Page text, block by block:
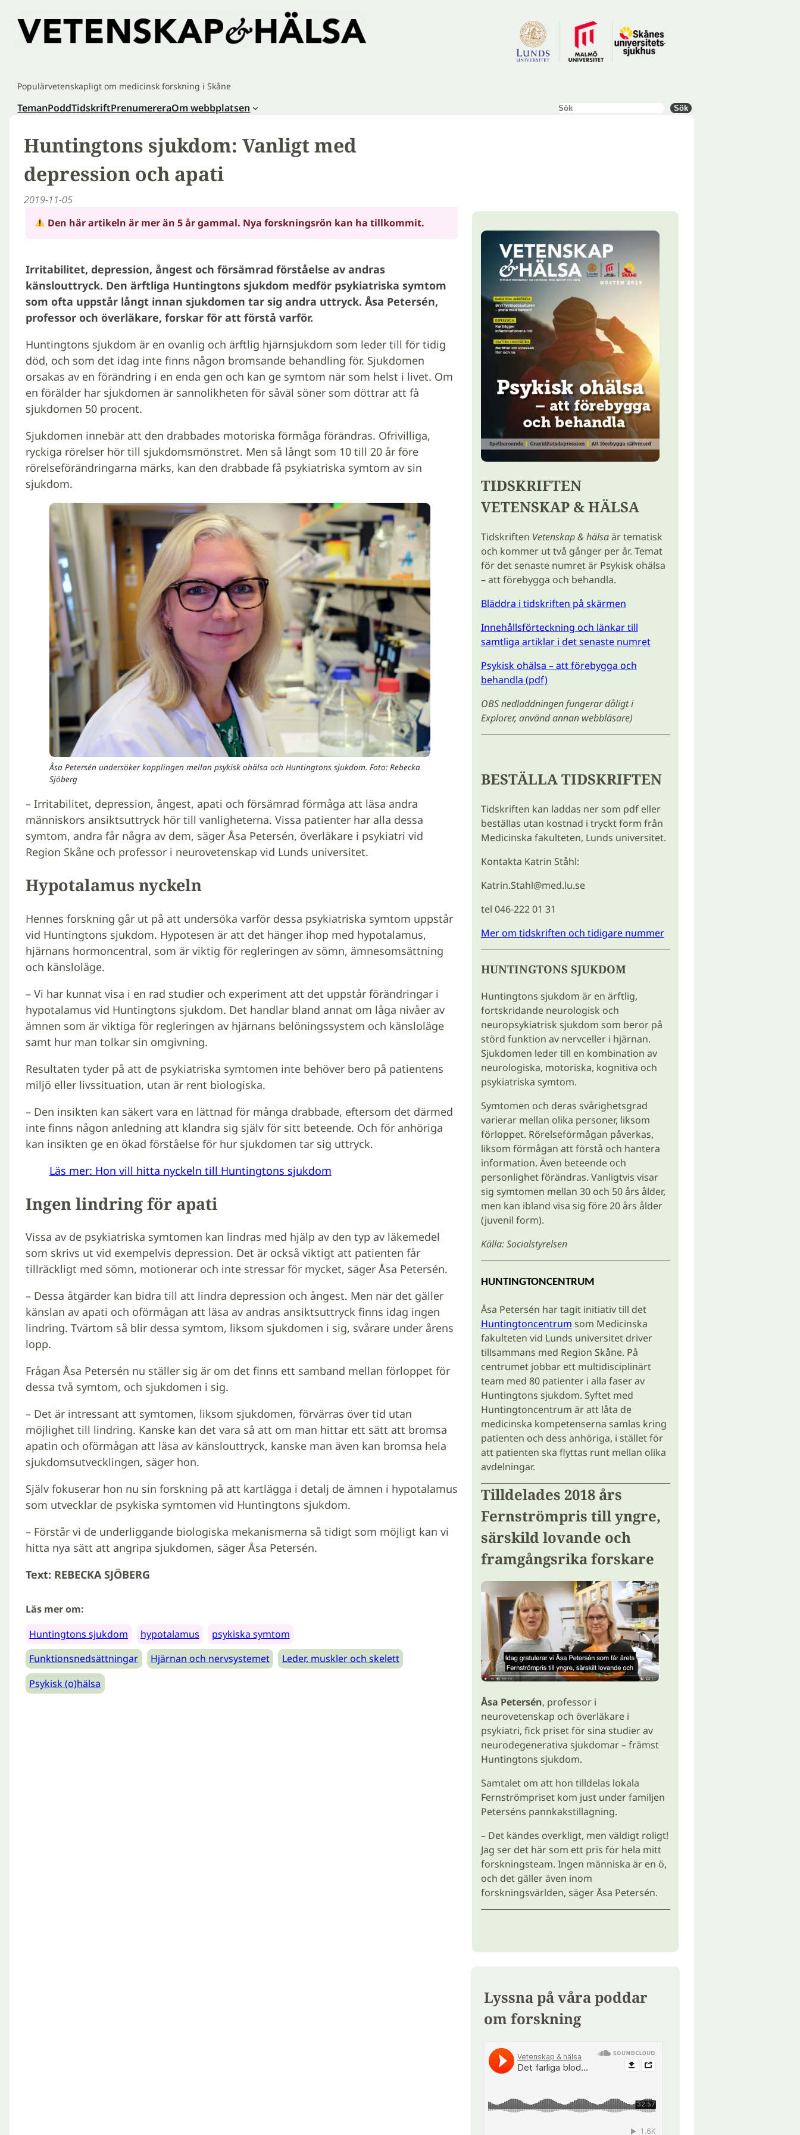
innehåll
Populärvetenskapligt om medicinsk forskning i Skåne
TemanPoddTidskriftPrenumereraOm webbplatsen Sök Sök
Huntingtons sjukdom: Vanligt med
depression och apati
2019-11-05
Den här artikeln är mer än 5 år gammal. Nya forskningsrön kan ha tillkommit.
Irritabilitet, depression, ångest och försämrad förståelse av andras
känslouttryck. Den ärftliga Huntingtons sjukdom medför psykiatriska symtom
som ofta uppstår långt innan sjukdomen tar sig andra uttryck. Åsa Petersén,
professor och överläkare, forskar för att förstå varför.
Huntingtons sjukdom är en ovanlig och ärftlig hjärnsjukdom som leder till för tidig
död, och som det idag inte finns någon bromsande behandling för. Sjukdomen
orsakas av en förändring i en enda gen och kan ge symtom när som helst i livet. Om
en förälder har sjukdomen är sannolikheten för såväl söner som döttrar att få
sjukdomen 50 procent.
Sjukdomen innebär att den drabbades motoriska förmåga förändras. Ofrivilliga,
ryckiga rörelser hör till sjukdomsmönstret. Men så långt som 10 till 20 år före
rörelseförändringarna märks, kan den drabbade få psykiatriska symtom av sin
sjukdom.
Åsa Petersén undersöker kopplingen mellan psykisk ohälsa och Huntingtons sjukdom. Foto: Rebecka
Sjöberg
– Irritabilitet, depression, ångest, apati och försämrad förmåga att läsa andra
människors ansiktsuttryck hör till vanligheterna. Vissa patienter har alla dessa
symtom, andra får några av dem, säger Åsa Petersén, överläkare i psykiatri vid
Region Skåne och professor i neurovetenskap vid Lunds universitet.
Hypotalamus nyckeln
Hennes forskning går ut på att undersöka varför dessa psykiatriska symtom uppstår
vid Huntingtons sjukdom. Hypotesen är att det hänger ihop med hypotalamus,
hjärnans hormoncentral, som är viktig för regleringen av sömn, ämnesomsättning
och känsloläge.
– Vi har kunnat visa i en rad studier och experiment att det uppstår förändringar i
hypotalamus vid Huntingtons sjukdom. Det handlar bland annat om låga nivåer av
ämnen som är viktiga för regleringen av hjärnans belöningssystem och känsloläge
samt hur man tolkar sin omgivning.
Resultaten tyder på att de psykiatriska symtomen inte behöver bero på patientens
miljö eller livssituation, utan är rent biologiska.
– Den insikten kan säkert vara en lättnad för många drabbade, eftersom det därmed
inte finns någon anledning att klandra sig själv för sitt beteende. Och för anhöriga
kan insikten ge en ökad förståelse för hur sjukdomen tar sig uttryck.
Läs mer: Hon vill hitta nyckeln till Huntingtons sjukdom
Ingen lindring för apati
Vissa av de psykiatriska symtomen kan lindras med hjälp av den typ av läkemedel
som skrivs ut vid exempelvis depression. Det är också viktigt att patienten får
tillräckligt med sömn, motionerar och inte stressar för mycket, säger Åsa Petersén.
– Dessa åtgärder kan bidra till att lindra depression och ångest. Men när det gäller
känslan av apati och oförmågan att läsa av andras ansiktsuttryck finns idag ingen
lindring. Tvärtom så blir dessa symtom, liksom sjukdomen i sig, svårare under årens
lopp.
Frågan Åsa Petersén nu ställer sig är om det finns ett samband mellan förloppet för
dessa två symtom, och sjukdomen i sig.
– Det är intressant att symtomen, liksom sjukdomen, förvärras över tid utan
möjlighet till lindring. Kanske kan det vara så att om man hittar ett sätt att bromsa
apatin och oförmågan att läsa av känslouttryck, kanske man även kan bromsa hela
sjukdomsutvecklingen, säger hon.
Själv fokuserar hon nu sin forskning på att kartlägga i detalj de ämnen i hypotalamus
som utvecklar de psykiska symtomen vid Huntingtons sjukdom.
– Förstår vi de underliggande biologiska mekanismerna så tidigt som möjligt kan vi
hitta nya sätt att angripa sjukdomen, säger Åsa Petersén.
Text: REBECKA SJÖBERG
Läs mer om:
Huntingtons sjukdom
hypotalamus
psykiska symtom
Funktionsnedsättningar
Hjärnan och nervsystemet
Leder, muskler och skelett
Psykisk (o)hälsa
TIDSKRIFTEN
VETENSKAP & HÄLSA
Tidskriften Vetenskap & hälsaär tematisk
och kommer ut två gånger per år. Temat
för det senaste numret är Psykisk ohälsa
– att förebygga och behandla.
Bläddra i tidskriften på skärmen
Innehållsförteckning och länkar till
samtliga artiklar i det senaste numret
Psykisk ohälsa – att förebygga och
behandla (pdf)
OBS nedladdningen fungerar dåligt i
Explorer, använd annan webbläsare)
BESTÄLLA TIDSKRIFTEN
Tidskriften kan laddas ner som pdf eller
beställas utan kostnad i tryckt form från
Medicinska fakulteten, Lunds universitet.
Kontakta Katrin Ståhl:
Katrin.Stahl@med.lu.se
tel 046-222 01 31
Mer om tidskriften och tidigare nummer
HUNTINGTONS SJUKDOM
Huntingtons sjukdom är en ärftlig,
fortskridande neurologisk och
neuropsykiatrisk sjukdom som beror på
störd funktion av nervceller i hjärnan.
Sjukdomen leder till en kombination av
neurologiska, motoriska, kognitiva och
psykiatriska symtom.
Symtomen och deras svårighetsgrad
varierar mellan olika personer, liksom
förloppet. Rörelseförmågan påverkas,
liksom förmågan att förstå och hantera
information. Även beteende och
personlighet förändras. Vanligtvis visar
sig symtomen mellan 30 och 50 års ålder,
men kan ibland visa sig före 20 års ålder
(juvenil form).
Källa: Socialstyrelsen
HUNTINGTONCENTRUM
Åsa Petersén har tagit initiativ till det
Huntingtoncentrum som Medicinska
fakulteten vid Lunds universitet driver
tillsammans med Region Skåne. På
centrumet jobbar ett multidisciplinärt
team med 80 patienter i alla faser av
Huntingtons sjukdom. Syftet med
Huntingtoncentrum är att låta de
medicinska kompetenserna samlas kring
patienten och dess anhöriga, i stället för
att patienten ska flyttas runt mellan olika
avdelningar.
Tilldelades 2018 års
Fernströmpris till yngre,
särskild lovande och
framgångsrika forskare
Åsa Petersén, professor i
neurovetenskap och överläkare i
psykiatri, fick priset för sina studier av
neurodegenerativa sjukdomar – främst
Huntingtons sjukdom.
Samtalet om att hon tilldelas lokala
Fernströmpriset kom just under familjen
Peterséns pannkakstillagning.
– Det kändes overkligt, men väldigt roligt!
Jag ser det här som ett pris för hela mitt
forskningsteam. Ingen människa är en ö,
och det gäller även inom
forskningsvärlden, säger Åsa Petersén.
Lyssna på våra poddar
om forskning